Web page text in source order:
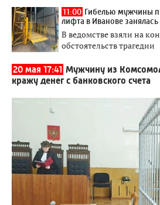
11:00 Гибелью мужчины
лифта в Иванове
В ведомстве взяли на
обстоятельств трагедии
20 мая 17:41 Мужчину из
кражу денег с банковского счета